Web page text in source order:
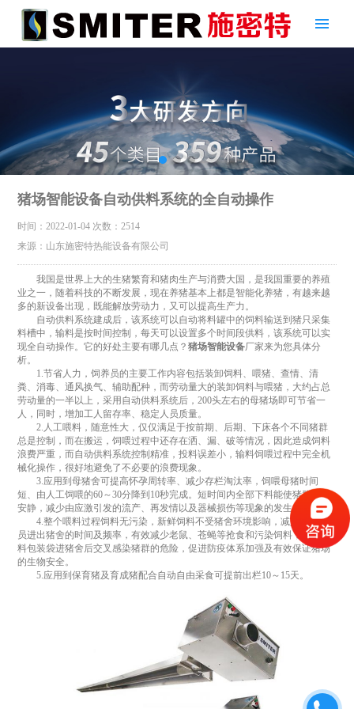
猪场智能设备自动供料系统的全自动操作
时间：2022-01-04 次数：2514
来源：山东施密特热能设备有限公司
我国是世界上大的生猪繁育和猪肉生产与消费大国，是我国重要的养殖
业之一，随着科技的不断发展，现在养猪基本上都是智能化养猪，有越来越
多的新设备出现，既能解放劳动力，又可以提高生产力。
自动供料系统建成后，该系统可以自动将料罐中的饲料输送到猪只采集
料槽中，输料是按时间控制，每天可以设置多个时间段供料，该系统可以实
现全自动操作。它的好处主要有哪几点？猪场智能设备厂家来为您具体分
析。
1.节省人力，饲养员的主要工作内容包括装卸饲料、喂猪、查情、清
粪、消毒、通风换气、辅助配种，而劳动量大的装卸饲料与喂猪，大约占总
劳动量的一半以上，采用自动供料系统后，200头左右的母猪场即可节省一
人，同时，增加工人留存率、稳定人员质量。
2.人工喂料，随意性大，仅仅满足于按前期、后期、下床各个不同猪群
总是控制，而在搬运，饲喂过程中还存在洒、漏、破等情况，因此造成饲料
浪费严重，而自动供料系统控制精准，投料误差小，输料饲喂过程中完全机
械化操作，很好地避免了不必要的浪费现象。
3.应用到母猪舍可提高怀孕周转率、减少存栏淘汰率，饲喂母猪时间
短、由人工饲喂的60～30分降到10秒完成。短时间内全部下料能使猪群保持
安静，减少由应激引发的流产、再发情以及器械损伤等现象的发生。
4.整个喂料过程饲料无污染，新鲜饲料不受猪舍环境影响，减少工作人
员进出猪舍的时间及频率，有效减少老鼠、苍蝇等抢食和污染饲料，避免饲
料包装袋进猪舍后交叉感染猪群的危险，促进防疫体系加强及有效保证猪场
的生物安全。
5.应用到保育猪及育成猪配合自动自由采食可提前出栏10～15天。